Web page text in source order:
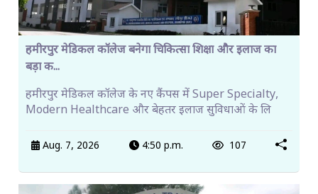
हमीरपुर मेडिकल कॉलेज बनेगा चिकित्सा शिक्षा और इलाज का
बड़ा क...
हमीरपुर मेडिकल कॉलेज के नए कैंपस में Super Specialty,
Modern Healthcare और बेहतर इलाज सुविधाओं के लि
Aug. 7, 2026 4:50 p.m. 107